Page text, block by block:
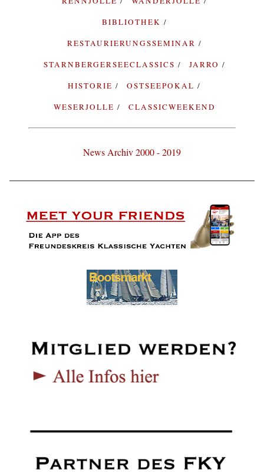
BIBLIOTHEK
RESTAURIERUNGSSEMINAR
STARNBERGERSEECLASSICS
JARRO
HISTORIE
OSTSEEPOKAL
WESERJOLLE
CLASSICWEEKEND
News Archiv 2000 - 2019